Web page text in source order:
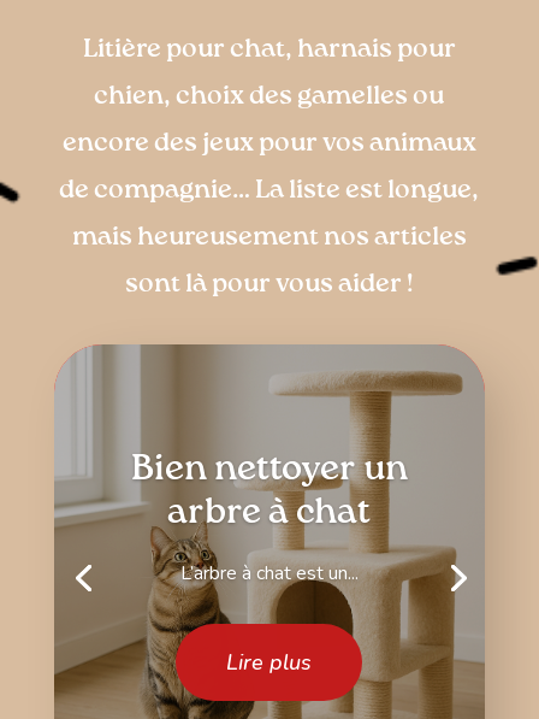
Litière pour chat, harnais pour
chien, choix des gamelles ou
encore des jeux pour vos animaux
de compagnie… La liste est longue,
mais heureusement nos articles
sont là pour vous aider !
Bien nettoyer un
arbre à chat
L’arbre à chat est un...
Lire plus